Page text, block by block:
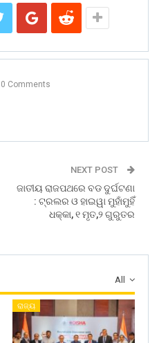
0 Comments
NEXT POST
ଜାତୀୟ ରାଜପଥରେ ବଡ ଦୁର୍ଘଟଣା
: ଟ୍ରଲର ଓ ହାଇୱା ମୁହାଁମୁହିଁ
ଧକ୍କା, ୧ ମୃତ,୨ ଗୁରୁତର
All
ରାଜ୍ୟ